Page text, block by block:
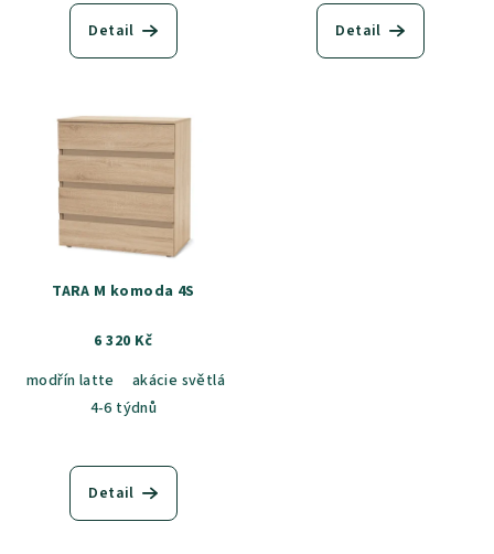
Detail Detail
TARA M komoda 4S
6 320 Kč
modřín latte
akácie světlá
4-6 týdnů
Detail